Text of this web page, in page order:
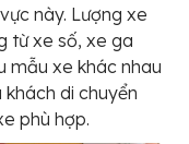
này. Lượng xe
từ xe số, xe ga
mẫu xe khác nhau
di chuyển
phù hợp.